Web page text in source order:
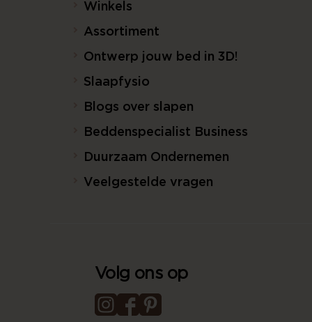
Winkels
Assortiment
Ontwerp jouw bed in 3D!
Slaapfysio
Blogs over slapen
Beddenspecialist Business
Duurzaam Ondernemen
Veelgestelde vragen
Volg ons op